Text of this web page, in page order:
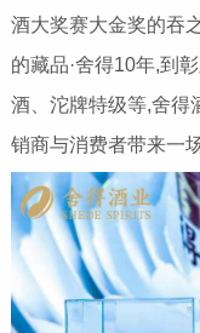
酒大奖赛大金奖的吞
的藏品·舍得10年,到
酒、沱牌特级等,舍得
销商与消费者带来一